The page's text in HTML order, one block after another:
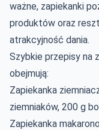
ważne, zapiekanki
produktów oraz
atrakcyjność dania.
Szybkie przepisy na
obejmują:
Zapiekanka
ziemniaków, 200 g
Zapiekanka